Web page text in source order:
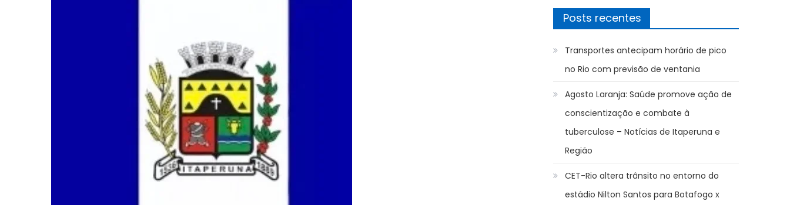
Posts recentes
Transportes antecipam horário de pico
no Rio com previsão de ventania
Agosto Laranja: Saúde promove ação de
conscientização e combate à
tuberculose – Notícias de Itaperuna e
Região
CET-Rio altera trânsito no entorno do
estádio Nilton Santos para Botafogo x